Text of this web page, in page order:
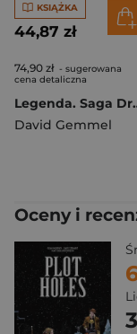
KSIĄŻKA
44,87 zł
74,90 zł - sugerowana
cena detaliczna
David Gemmel
Oceny i